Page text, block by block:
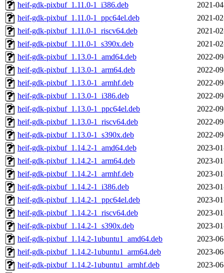
heif-gdk-pixbuf_1.11.0-1_i386.deb
2021-
heif-gdk-pixbuf_1.11.0-1_ppc64el.deb
2021-
heif-gdk-pixbuf_1.11.0-1_riscv64.deb
2021-
heif-gdk-pixbuf_1.11.0-1_s390x.deb
2021-
heif-gdk-pixbuf_1.13.0-1_amd64.deb
2022-
heif-gdk-pixbuf_1.13.0-1_arm64.deb
2022-
heif-gdk-pixbuf_1.13.0-1_armhf.deb
2022-
heif-gdk-pixbuf_1.13.0-1_i386.deb
2022-
heif-gdk-pixbuf_1.13.0-1_ppc64el.deb
2022-
heif-gdk-pixbuf_1.13.0-1_riscv64.deb
2022-
heif-gdk-pixbuf_1.13.0-1_s390x.deb
2022-
heif-gdk-pixbuf_1.14.2-1_amd64.deb
2023-
heif-gdk-pixbuf_1.14.2-1_arm64.deb
2023-
heif-gdk-pixbuf_1.14.2-1_armhf.deb
2023-
heif-gdk-pixbuf_1.14.2-1_i386.deb
2023-
heif-gdk-pixbuf_1.14.2-1_ppc64el.deb
2023-
heif-gdk-pixbuf_1.14.2-1_riscv64.deb
2023-
heif-gdk-pixbuf_1.14.2-1_s390x.deb
2023-
heif-gdk-pixbuf_1.14.2-1ubuntu1_amd64.deb
2023-
heif-gdk-pixbuf_1.14.2-1ubuntu1_arm64.deb
2023-
heif-gdk-pixbuf_1.14.2-1ubuntu1_armhf.deb
2023-